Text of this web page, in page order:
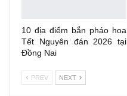
10 địa điểm bắn pháo hoa
Tết Nguyên đán 2026 tại
Đồng Nai
PREV NEXT